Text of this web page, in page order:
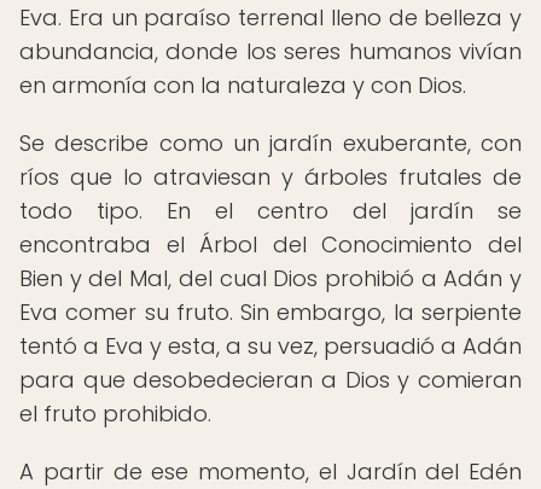
Eva. Era un paraíso terrenal lleno de belleza y
abundancia, donde los seres humanos vivían
en armonía con la naturaleza y con Dios.
Se describe como un jardín exuberante, con
ríos que lo atraviesan y árboles frutales de
todo tipo. En el centro del jardín se
encontraba el Árbol del Conocimiento del
Bien y del Mal, del cual Dios prohibió a Adán y
Eva comer su fruto. Sin embargo, la serpiente
tentó a Eva y esta, a su vez, persuadió a Adán
para que desobedecieran a Dios y comieran
el fruto prohibido.
A partir de ese momento, el Jardín del Edén